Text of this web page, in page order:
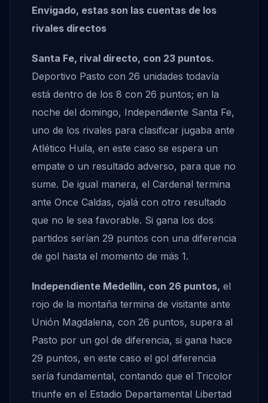
Envigado, estas son las cuentas de los
rivales directos
Santa Fe, rival directo, con 23 puntos.
Deportivo Pasto con 26 unidades todavía
está dentro de los 8 con 26 puntos; en la
noche del domingo, Independiente Santa Fe,
uno de los rivales para clasificar jugaba ante
Atlético Huila, en este caso se espera un
empate o un resultado adverso, para que no
sume. De igual manera, el Cardenal termina
ante Once Caldas, ojalá con otro resultado
que no le sea favorable. Si gana los dos
partidos serían 29 puntos con una diferencia
de gol hasta el momento de más 1.
Independiente Medellín, con 26 puntos, el
rojo de la montaña termina de visitante ante
Unión Magdalena, con 26 puntos, supera al
Pasto por un gol de diferencia, si gana hace
29 puntos, en este caso el gol diferencia
sería fundamental, contando que el Tricolor
triunfe en el Estadio Departamental Libertad